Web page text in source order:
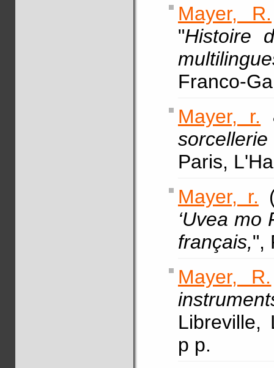
Mayer, R.
"Histoire
Franco-
Mayer, r.
sorcellerie
Paris,
Mayer, r.
‘Uvea
français,",
Mayer, R.
Libreville,
p p.